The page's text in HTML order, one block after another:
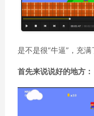
是不是很“牛逼”，充满
首先来说说好的地方：